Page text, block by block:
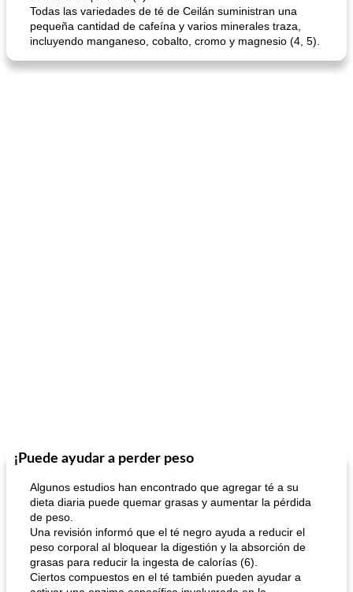
Todas las variedades de té de Ceilán suministran una
pequeña cantidad de cafeína y varios minerales traza,
incluyendo manganeso, cobalto, cromo y magnesio (4, 5).
¡Puede ayudar a perder peso
Algunos estudios han encontrado que agregar té a su
dieta diaria puede quemar grasas y aumentar la pérdida
de peso.
Una revisión informó que el té negro ayuda a reducir el
peso corporal al bloquear la digestión y la absorción de
grasas para reducir la ingesta de calorías (6).
Ciertos compuestos en el té también pueden ayudar a